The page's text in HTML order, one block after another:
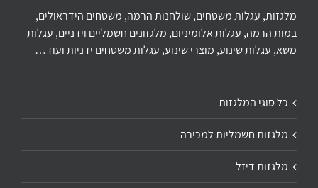
מלגזות, עגלות משטחים, שולחנות הרמה, משטחים הידראולים,
במות הרמה, עגלות אלומיניום, מלגזונים חשמליים וידניים, עגלות
משא, עגלות שינוע, מוצרי שינוע, עגלות משטחים ידניות ועוד…
כל סוגי המלגזות
מלגזות חשמליות למכירה
מלגזות דיזל